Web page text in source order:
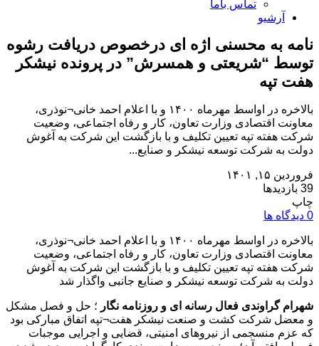
تماس باما
آرشیو
نامه به محسنی اژه ای درخصوص دریافت رشوه
توسط “شریعتی و همسرش” در پرونده نیشکر
هفت تپه
بالاخره در اواسط مهرماه ۱۴۰۰ و با اعلام احمد خانی¬نوذری،
معاونت اقتصادی وزارت تعاون، ‌کار و رفاه اجتماعی، وضعیت
شرکت هفته تپه تعیین تکلیف و با بازگشت این شرکت به آغوش
دولت به شرکت توسعه نیشکر و صنایع...
فروردین ۱۵, ۱۴۰۱
39 بازدیدها
چاپ
0 دیدگاه ها
بالاخره در اواسط مهرماه ۱۴۰۰ و با اعلام احمد خانی¬نوذری،
معاونت اقتصادی وزارت تعاون، ‌کار و رفاه اجتماعی، وضعیت
شرکت هفته تپه تعیین تکلیف و با بازگشت این شرکت به آغوش
دولت به شرکت توسعه نیشکر و صنایع جانبی واگذار شد
شهرام گراوندی فعال رسانه ای و روزنامه نگار ؛ حل و فصل مشکل
و معضل شرکت کشت و صنعت نیشکر هفت¬تپه اتفاق مبارکی بود
که عزم منسجمی از نیروهای امنیتی، قضایی و اجرایی موجبات